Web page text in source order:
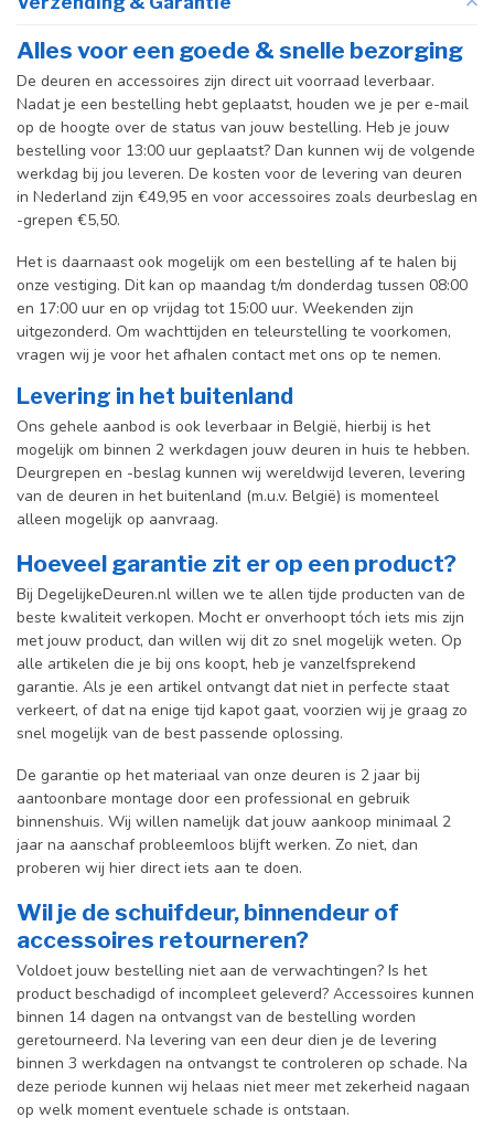
Alles voor een goede & snelle bezorging
De deuren en accessoires zijn direct uit voorraad leverbaar.
Nadat je een bestelling hebt geplaatst, houden we je per e-mail
op de hoogte over de status van jouw bestelling. Heb je jouw
bestelling voor 13:00 uur geplaatst? Dan kunnen wij de volgende
werkdag bij jou leveren. De kosten voor de levering van deuren
in Nederland zijn €49,95 en voor accessoires zoals deurbeslag en
-grepen €5,50.
Het is daarnaast ook mogelijk om een bestelling af te halen bij
onze vestiging. Dit kan op maandag t/m donderdag tussen 08:00
en 17:00 uur en op vrijdag tot 15:00 uur. Weekenden zijn
uitgezonderd. Om wachttijden en teleurstelling te voorkomen,
vragen wij je voor het afhalen contact met ons op te nemen.
Levering in het buitenland
Ons gehele aanbod is ook leverbaar in België, hierbij is het
mogelijk om binnen 2 werkdagen jouw deuren in huis te hebben.
Deurgrepen en -beslag kunnen wij wereldwijd leveren, levering
van de deuren in het buitenland (m.u.v. België) is momenteel
alleen mogelijk op aanvraag.
Hoeveel garantie zit er op een product?
Bij DegelijkeDeuren.nl willen we te allen tijde producten van de
beste kwaliteit verkopen. Mocht er onverhoopt tóch iets mis zijn
met jouw product, dan willen wij dit zo snel mogelijk weten. Op
alle artikelen die je bij ons koopt, heb je vanzelfsprekend
garantie. Als je een artikel ontvangt dat niet in perfecte staat
verkeert, of dat na enige tijd kapot gaat, voorzien wij je graag zo
snel mogelijk van de best passende oplossing.
De garantie op het materiaal van onze deuren is 2 jaar bij
aantoonbare montage door een professional en gebruik
binnenshuis. Wij willen namelijk dat jouw aankoop minimaal 2
jaar na aanschaf probleemloos blijft werken. Zo niet, dan
proberen wij hier direct iets aan te doen.
Wil je de schuifdeur, binnendeur of
accessoires retourneren?
Voldoet jouw bestelling niet aan de verwachtingen? Is het
product beschadigd of incompleet geleverd? Accessoires kunnen
binnen 14 dagen na ontvangst van de bestelling worden
geretourneerd. Na levering van een deur dien je de levering
binnen 3 werkdagen na ontvangst te controleren op schade. Na
deze periode kunnen wij helaas niet meer met zekerheid nagaan
op welk moment eventuele schade is ontstaan.